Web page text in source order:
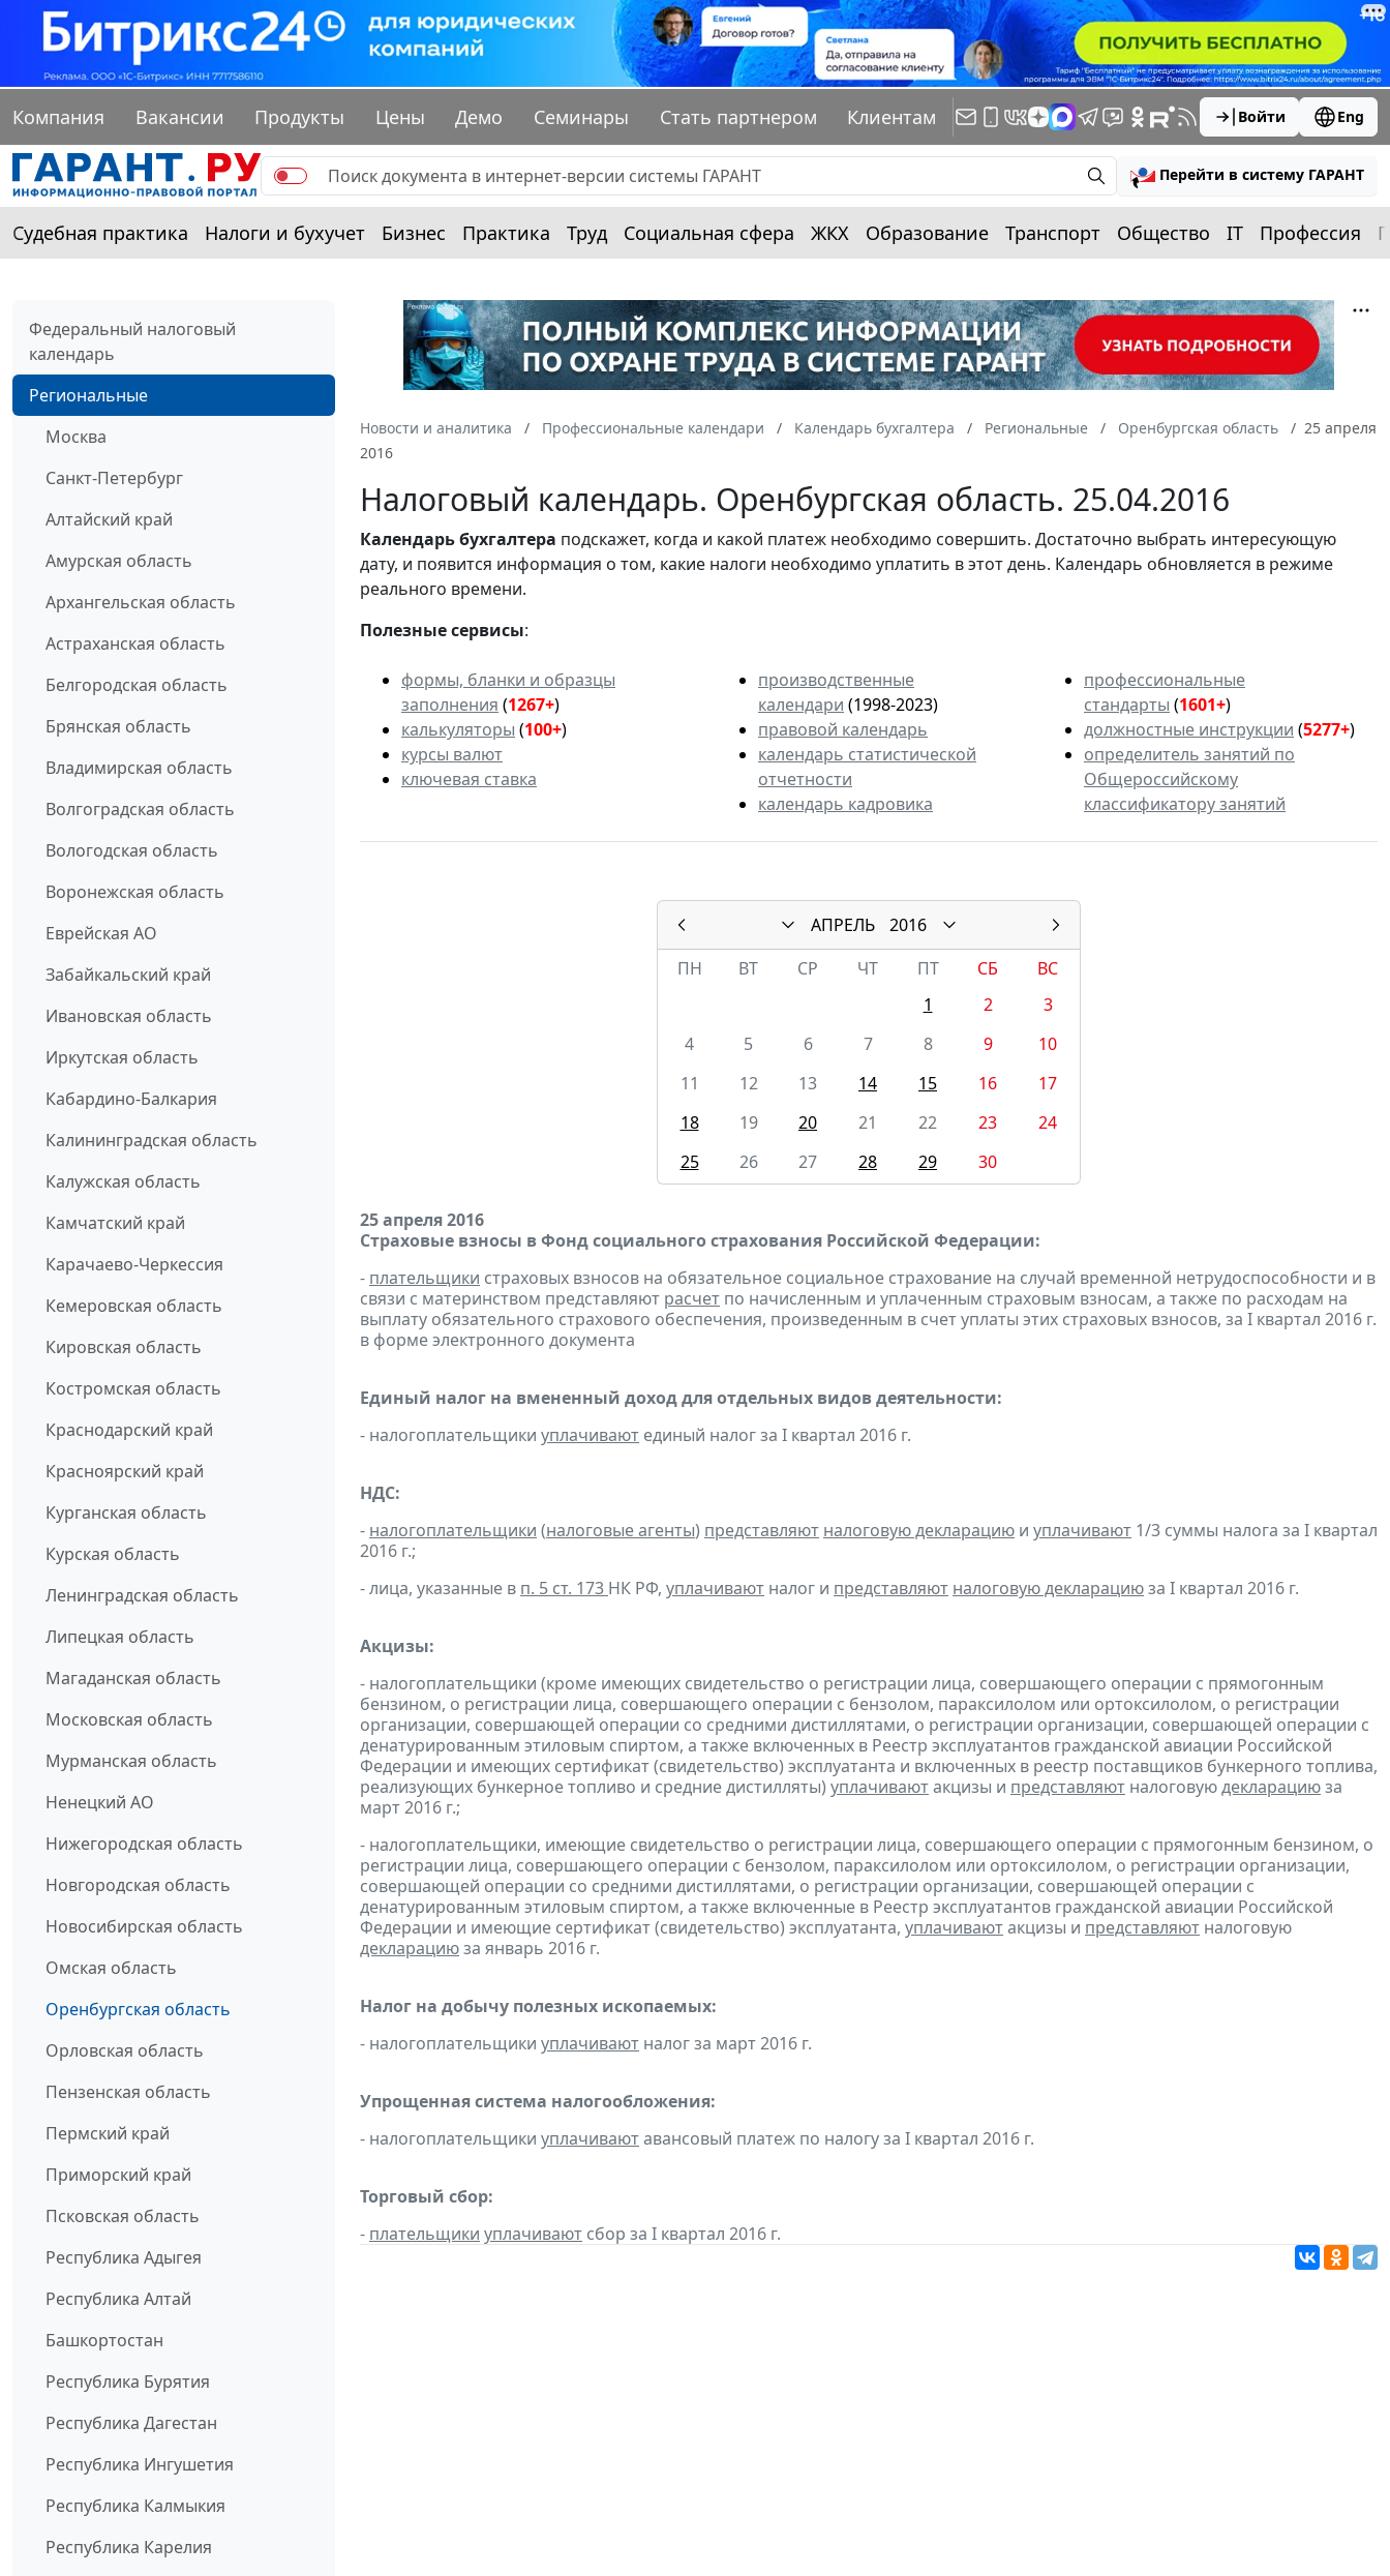
Компания Вакансии Продукты Цены Демо Семинары Стать партнером Клиентам Войти Eng
Перейти в систему ГАРАНТ
Судебная практика Налоги и бухучет Бизнес Практика Труд Социальная сфера ЖКХ Образование Транспорт Общество IT Профессия
Федеральный налоговый
календарь
Региональные
Москва
Санкт-Петербург
Алтайский край
Амурская область
Архангельская область
Астраханская область
Белгородская область
Брянская область
Владимирская область
Волгоградская область
Вологодская область
Воронежская область
Еврейская АО
Забайкальский край
Ивановская область
Иркутская область
Кабардино-Балкария
Калининградская область
Калужская область
Камчатский край
Карачаево-Черкессия
Кемеровская область
Кировская область
Костромская область
Краснодарский край
Красноярский край
Курганская область
Курская область
Ленинградская область
Липецкая область
Магаданская область
Московская область
Мурманская область
Ненецкий АО
Нижегородская область
Новгородская область
Новосибирская область
Омская область
Оренбургская область
Орловская область
Пензенская область
Пермский край
Приморский край
Псковская область
Республика Адыгея
Республика Алтай
Башкортостан
Республика Бурятия
Республика Дагестан
Республика Ингушетия
Республика Калмыкия
Республика Карелия
Новости и аналитика Профессиональные календари Календарь бухгалтера Региональные Оренбургская область
25 апреля
2016
Налоговый календарь. Оренбургская область. 25.04.2016
Календарьбухгалтера подскажет, когда и какой платеж необходимо совершить. Достаточно выбрать интересующую
дату, и появится информация о том, какие налоги необходимо уплатить в этот день. Календарь обновляется в режиме
реального времени.
Полезные сервисы:
формы, бланки и образцы
заполнения (1267+)
калькуляторы (100+)
курсы валют
ключевая ставка
производственные
календари (1998-2023)
правовой календарь
календарь статистической
отчетности
календарь кадровика
профессиональные
стандарты (1601+)
должностные инструкции (5277+)
определитель занятий по
Общероссийскому
классификатору занятий
АПРЕЛЬ
2016
ПН
ВТ СР ЧТ ПТ СБ
ВС
1
2
3
4
5 6 7 8 9
10
11
12 13 14 15 16
17
18
19 20 21 22 23
24
25
26 27 28 29 30
25 апреля 2016
Страховые взносы в Фонд социального страхования Российской Федерации:
- плательщики страховых взносов на обязательное социальное страхование на случай временной нетрудоспособности и в
связи с материнством представляют расчет по начисленным и уплаченным страховым взносам, а также по расходам на
выплату обязательного страхового обеспечения, произведенным в счет уплаты этих страховых взносов, за I квартал 2016 г.
в форме электронного документа
Единый налог на вмененный доход для отдельных видов деятельности:
- налогоплательщики уплачивают единый налог за I квартал 2016 г.
НДС:
- налогоплательщики (налоговые агенты) представляют налоговую декларацию и уплачивают 1/3 суммы налога за I квартал
2016 г.;
- лица, указанные в п. 5 ст. 173 НК РФ, уплачивают налог и представляют налоговую декларациюза I квартал 2016 г.
Акцизы:
- налогоплательщики (кроме имеющих свидетельство о регистрации лица, совершающего операции с прямогонным
бензином, о регистрации лица, совершающего операции с бензолом, параксилолом или ортоксилолом, о регистрации
организации, совершающей операции со средними дистиллятами, о регистрации организации, совершающей операции с
денатурированным этиловым спиртом, а также включенных в Реестр эксплуатантов гражданской авиации Российской
Федерации и имеющих сертификат (свидетельство) эксплуатанта и включенных в реестр поставщиков бункерного топлива,
реализующих бункерное топливо и средние дистилляты) уплачиваютакцизы и представляют налоговуюдекларациюза
март 2016 г.;
- налогоплательщики, имеющие свидетельство о регистрации лица, совершающего операции с прямогонным бензином, о
регистрации лица, совершающего операции с бензолом, параксилолом или ортоксилолом, о регистрации организации,
совершающей операции со средними дистиллятами, о регистрации организации, совершающей операции с
денатурированным этиловым спиртом, а также включенные в Реестр эксплуатантов гражданской авиации Российской
Федерации и имеющие сертификат (свидетельство) эксплуатанта, уплачиваютакцизы и представляют налоговую
декларациюза январь 2016 г.
Налог на добычу полезных ископаемых:
- налогоплательщики уплачивают налог за март 2016 г.
Упрощенная система налогообложения:
- налогоплательщики уплачиваютавансовый платеж по налогу за I квартал 2016 г.
Торговый сбор:
- плательщики уплачивают сбор за I квартал 2016 г.